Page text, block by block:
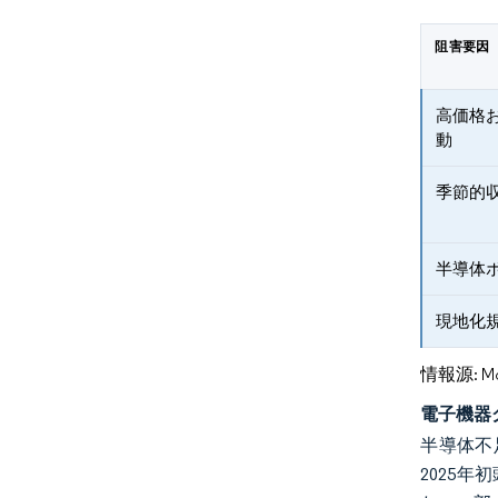
阻害要因
高価格
動
季節的
半導体
現地化
情報源:
電子機器
半導体
2025年